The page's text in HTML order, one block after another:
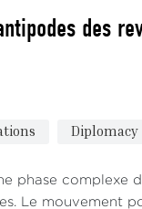
des
Diplomacy
phase
Le mouvement